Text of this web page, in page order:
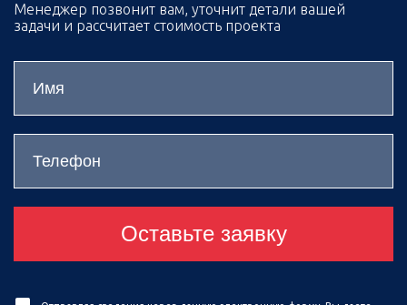
Менеджер позвонит вам, уточнит детали вашей
задачи и рассчитает стоимость проекта
Оставьте заявку